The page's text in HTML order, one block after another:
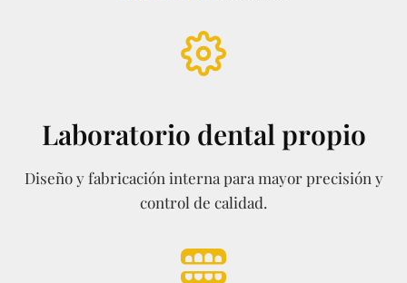
Laboratorio dental propio
Diseño y fabricación interna para mayor precisión y
control de calidad.